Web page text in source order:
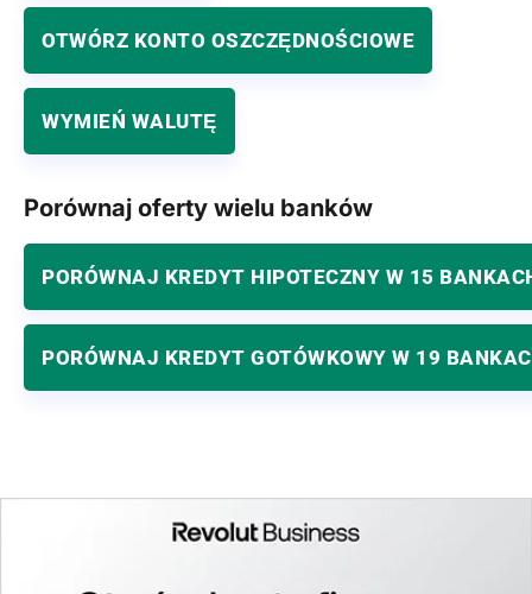
OTWÓRZ KONTO OSZCZĘDNOŚCIOWE
WYMIEŃ WALUTĘ
Porównaj oferty wielu banków
PORÓWNAJ KREDYT HIPOTECZNY W 15
PORÓWNAJ KREDYT GOTÓWKOWY W 19